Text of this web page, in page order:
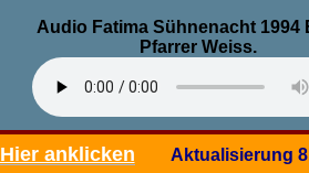
Audio Fatima Sühnenacht 1994
Pfarrer Weiss.
Hier anklicken
Aktualisierung